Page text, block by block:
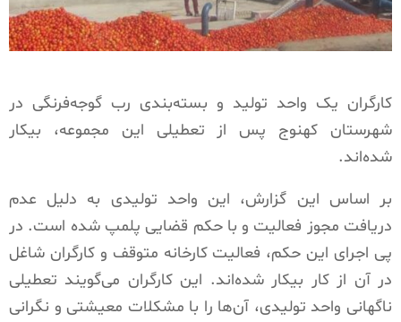
کارگران یک واحد تولید و بسته‌بندی رب گوجه‌فرنگی در
شهرستان کهنوج پس از تعطیلی این مجموعه، بیکار
شده‌اند.
بر اساس این گزارش، این واحد تولیدی به دلیل عدم
دریافت مجوز فعالیت و با حکم قضایی پلمپ شده است. در
پی اجرای این حکم، فعالیت کارخانه متوقف و کارگران شاغل
در آن از کار بیکار شده‌اند. این کارگران می‌گویند تعطیلی
ناگهانی واحد تولیدی، آن‌ها را با مشکلات معیشتی و نگرانی